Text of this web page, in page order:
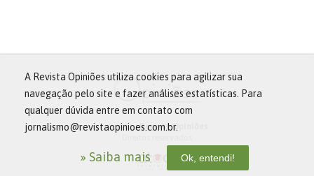
© 2013 -Revista Opiniões
A Revista Opiniões utiliza cookies para agilizar sua
navegação pelo site e fazer análises estatísticas. Para
qualquer dúvida entre em contato com
jornalismo@revistaopinioes.com.br.
» Saiba mais Ok, entendi!